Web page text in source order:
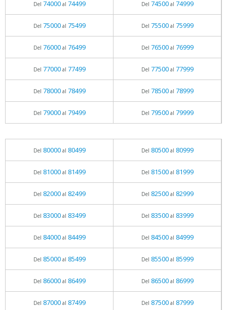
Del 74000al 74499 Del 74500al 74999
Del 75000al 75499 Del 75500al 75999
Del 76000al 76499 Del 76500al 76999
Del 77000al 77499 Del 77500al 77999
Del 78000al 78499 Del 78500al 78999
Del 79000al 79499 Del 79500al 79999
Del 80000al 80499 Del 80500al 80999
Del 81000al 81499 Del 81500al 81999
Del 82000al 82499 Del 82500al 82999
Del 83000al 83499 Del 83500al 83999
Del 84000al 84499 Del 84500al 84999
Del 85000al 85499 Del 85500al 85999
Del 86000al 86499 Del 86500al 86999
Del 87000al 87499 Del 87500al 87999